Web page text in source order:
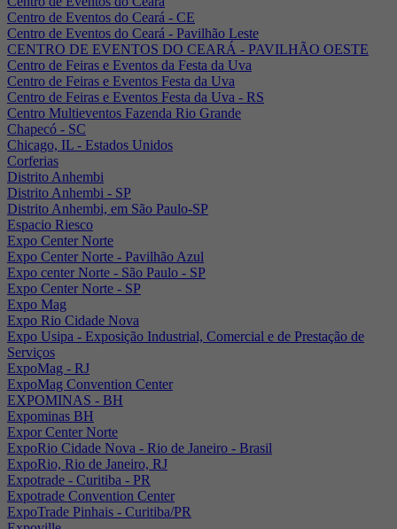
Centro de Eventos do Ceará - CE
Centro de Eventos do Ceará - Pavilhão Leste
CENTRO DE EVENTOS DO CEARÁ - PAVILHÃO OESTE
Centro de Feiras e Eventos da Festa da Uva
Centro de Feiras e Eventos Festa da Uva
Centro de Feiras e Eventos Festa da Uva - RS
Centro Multieventos Fazenda Rio Grande
Chapecó - SC
Chicago, IL - Estados Unidos
Corferias
Distrito Anhembi
Distrito Anhembi - SP
Distrito Anhembi, em São Paulo-SP
Espacio Riesco
Expo Center Norte
Expo Center Norte - Pavilhão Azul
Expo center Norte - São Paulo - SP
Expo Center Norte - SP
Expo Mag
Expo Rio Cidade Nova
Expo Usipa - Exposição Industrial, Comercial e de Prestação de
Serviços
ExpoMag - RJ
ExpoMag Convention Center
EXPOMINAS - BH
Expominas BH
Expor Center Norte
ExpoRio Cidade Nova - Rio de Janeiro - Brasil
ExpoRio, Rio de Janeiro, RJ
Expotrade - Curitiba - PR
Expotrade Convention Center
ExpoTrade Pinhais - Curitiba/PR